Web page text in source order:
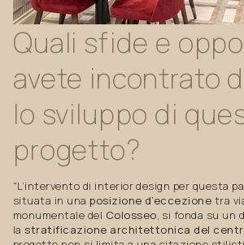
Quali sfide e
avete incontrato
lo sviluppo di
progetto?
"L’intervento di interior design per questa
situata in unaposizione d’eccezione tra
monumentale del Colosseo , si fonda su un
la stratificazione architettonica del